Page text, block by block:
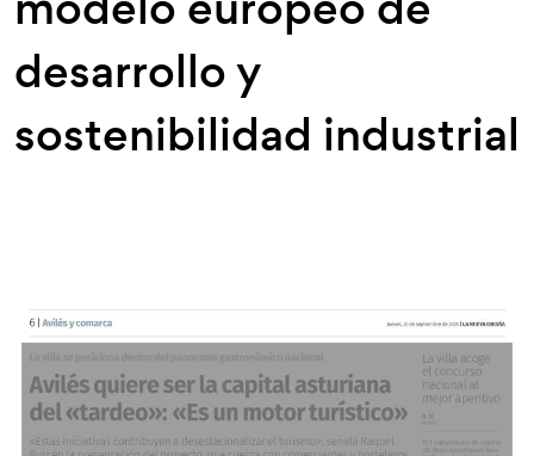
desarrollo y
sostenibilidad industrial